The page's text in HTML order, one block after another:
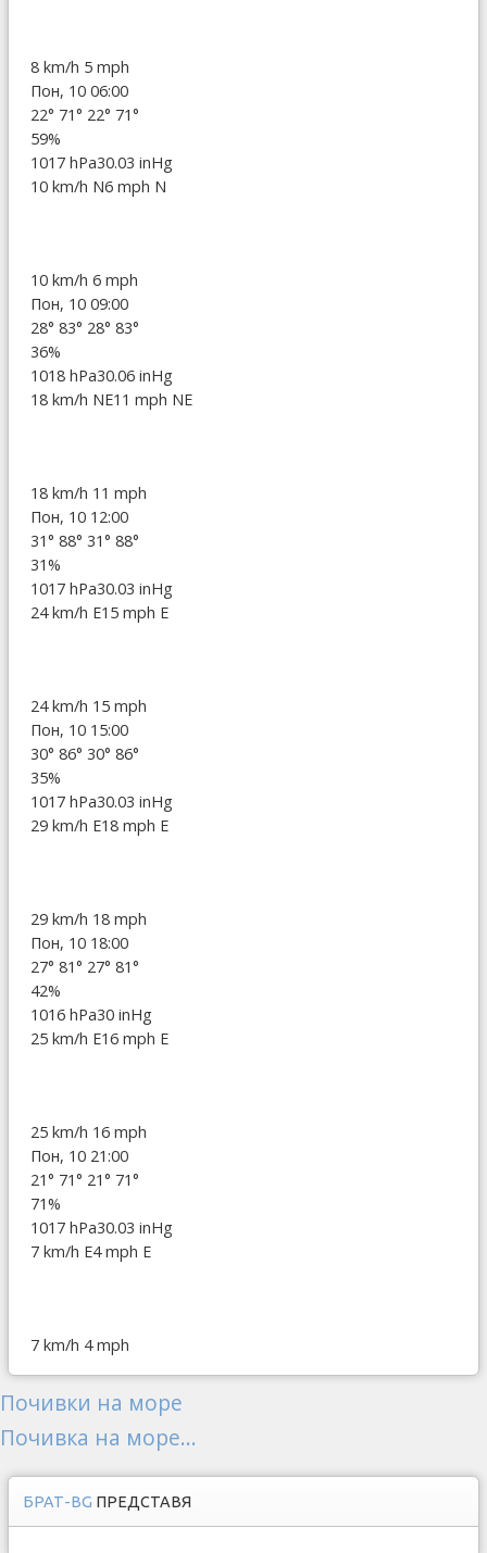
8 km/h 5 mph
Пон, 10 06:00
22° 71° 22° 71°
59%
1017 hPa30.03 inHg
10 km/h N6 mph N
10 km/h 6 mph
Пон, 10 09:00
28° 83° 28° 83°
36%
1018 hPa30.06 inHg
18 km/h NE11 mph NE
18 km/h 11 mph
Пон, 10 12:00
31° 88° 31° 88°
31%
1017 hPa30.03 inHg
24 km/h E15 mph E
24 km/h 15 mph
Пон, 10 15:00
30° 86° 30° 86°
35%
1017 hPa30.03 inHg
29 km/h E18 mph E
29 km/h 18 mph
Пон, 10 18:00
27° 81° 27° 81°
42%
1016 hPa30 inHg
25 km/h E16 mph E
25 km/h 16 mph
Пон, 10 21:00
21° 71° 21° 71°
71%
1017 hPa30.03 inHg
7 km/h E4 mph E
7 km/h 4 mph
Почивки на море
Почивка на море...
БРАТ-BG ПРЕДСТАВЯ